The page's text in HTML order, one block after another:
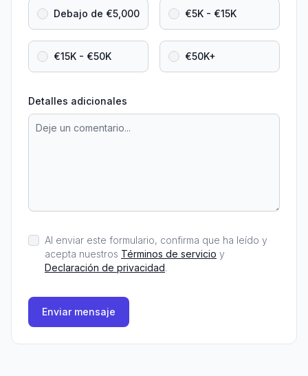
Debajo de €5,000 €5K - €15K
€15K - €50K €50K+
Detalles adicionales
Al enviar este formulario, confirma que ha leído y
acepta nuestros Términos de servicio y
Declaración de privacidad.
Enviar mensaje